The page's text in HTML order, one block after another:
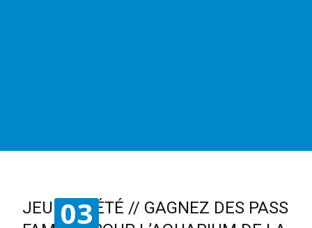
03
JEU DE L’ÉTÉ // GAGNEZ DES PASS